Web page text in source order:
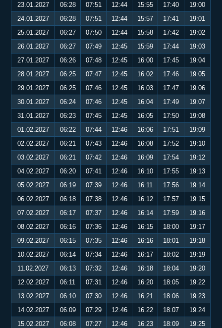
23.01.2027
06:28 07:51 12:44 15:55 17:40
19:00
24.01.2027
06:28 07:51 12:44 15:57 17:41
19:01
25.01.2027
06:27 07:50 12:44 15:58 17:42
19:02
26.01.2027
06:27 07:49 12:45 15:59 17:44
19:03
27.01.2027
06:26 07:48 12:45 16:00 17:45
19:04
28.01.2027
06:25 07:47 12:45 16:02 17:46
19:05
29.01.2027
06:25 07:46 12:45 16:03 17:47
19:06
30.01.2027
06:24 07:46 12:45 16:04 17:49
19:07
31.01.2027
06:23 07:45 12:45 16:05 17:50
19:08
01.02.2027
06:22 07:44 12:46 16:06 17:51
19:09
02.02.2027
06:21 07:43 12:46 16:08 17:52
19:10
03.02.2027
06:21 07:42 12:46 16:09 17:54
19:12
04.02.2027
06:20 07:41 12:46 16:10 17:55
19:13
05.02.2027
06:19 07:39 12:46 16:11 17:56
19:14
06.02.2027
06:18 07:38 12:46 16:12 17:57
19:15
07.02.2027
06:17 07:37 12:46 16:14 17:59
19:16
08.02.2027
06:16 07:36 12:46 16:15 18:00
19:17
09.02.2027
06:15 07:35 12:46 16:16 18:01
19:18
10.02.2027
06:14 07:34 12:46 16:17 18:02
19:19
11.02.2027
06:13 07:32 12:46 16:18 18:04
19:20
12.02.2027
06:11 07:31 12:46 16:20 18:05
19:22
13.02.2027
06:10 07:30 12:46 16:21 18:06
19:23
14.02.2027
06:09 07:29 12:46 16:22 18:07
19:24
15.02.2027
06:08 07:27 12:46 16:23 18:09
19:25